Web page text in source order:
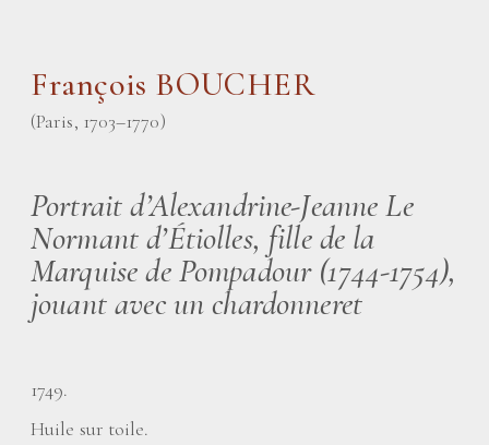
François BOUCHER
(Paris, 1703–1770)
Portrait d’Alexandrine-Jeanne Le
Normant d’Étiolles, fille de la
Marquise de Pompadour (1744-1754),
jouant avec un chardonneret
1749.
Huile sur toile.